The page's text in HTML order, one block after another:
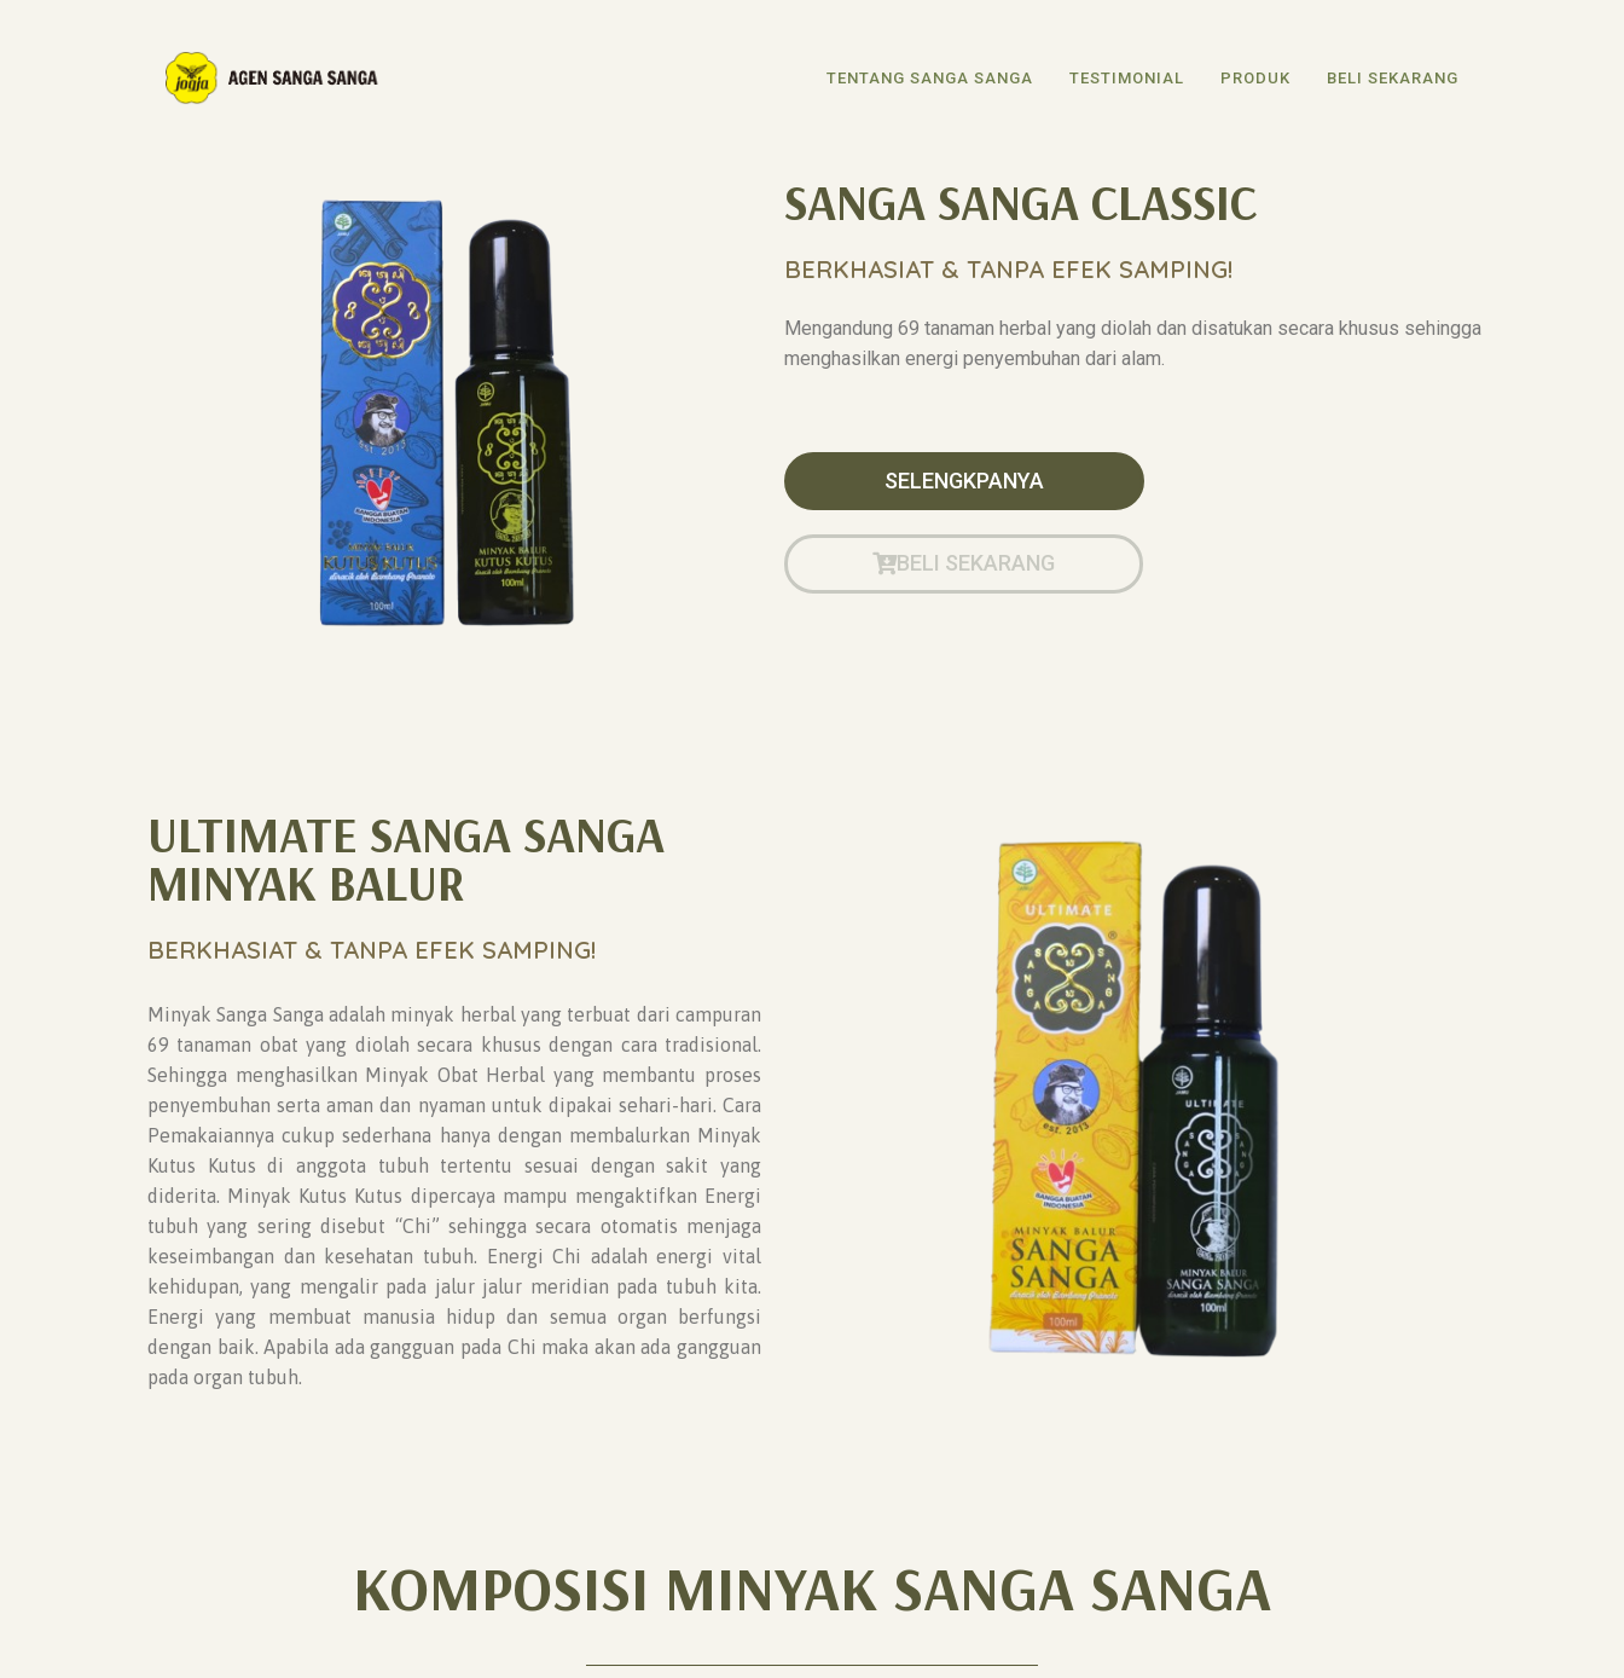
TENTANG SANGA SANGA TESTIMONIAL PRODUK BELI SEKARANG
SANGA SANGA CLASSIC
BERKHASIAT & TANPA EFEK SAMPING!
Mengandung 69 tanaman herbal yang diolah dan disatukan secara khusus sehingga
menghasilkan energi penyembuhan dari alam.
SELENGKPANYA
BELI SEKARANG
ULTIMATE SANGA SANGA
MINYAK BALUR
BERKHASIAT & TANPA EFEK SAMPING!
Minyak Sanga Sanga adalah minyak herbal yang terbuat dari campuran
69 tanaman obat yang diolah secara khusus dengan cara tradisional.
Sehingga menghasilkan Minyak Obat Herbal yang membantu proses
penyembuhan serta aman dan nyaman untuk dipakai sehari-hari. Cara
Pemakaiannya cukup sederhana hanya dengan membalurkan Minyak
Kutus Kutus di anggota tubuh tertentu sesuai dengan sakit yang
diderita. Minyak Kutus Kutus dipercaya mampu mengaktifkan Energi
tubuh yang sering disebut “Chi” sehingga secara otomatis menjaga
keseimbangan dan kesehatan tubuh. Energi Chi adalah energi vital
kehidupan, yang mengalir pada jalur jalur meridian pada tubuh kita.
Energi yang membuat manusia hidup dan semua organ berfungsi
dengan baik. Apabila ada gangguan pada Chi maka akan ada gangguan
pada organ tubuh.
KOMPOSISI MINYAK SANGA SANGA